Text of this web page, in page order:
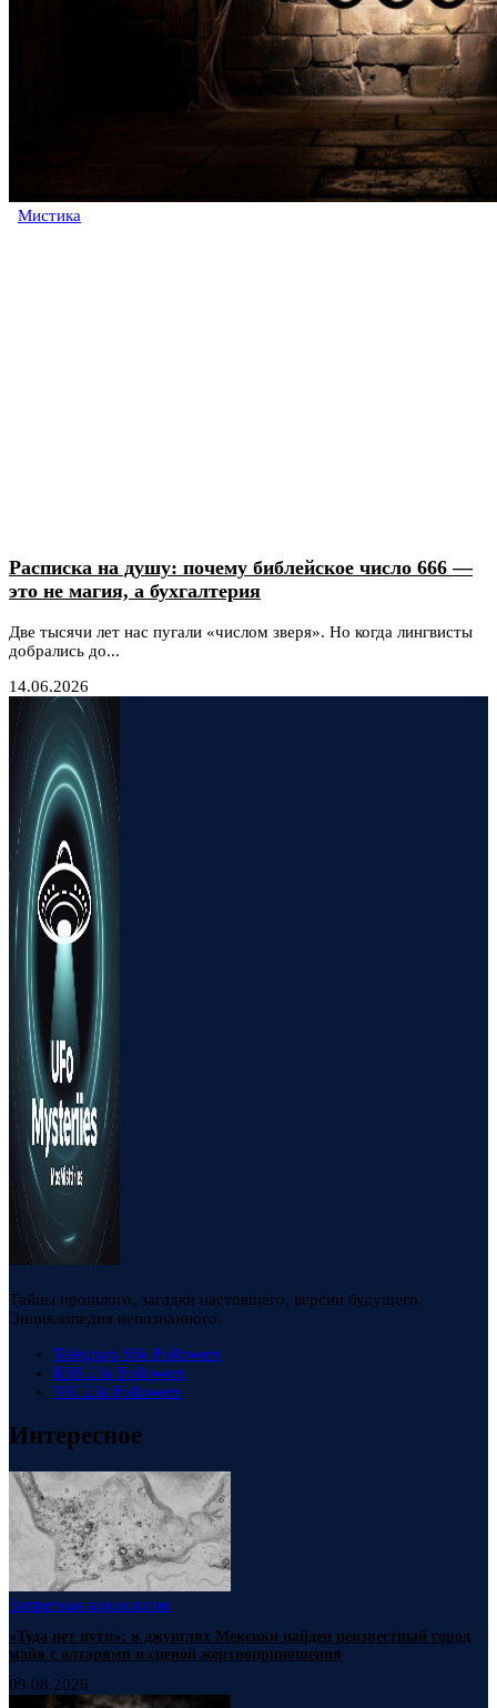
Мистика
Расписка на душу: почему библейское число 666 —
это не магия, а бухгалтерия
Две тысячи лет нас пугали «числом зверя». Но когда лингвисты
добрались до...
14.06.2026
Тайны прошлого, загадки настоящего, версии будущего.
Энциклопедия непознанного.
Telegram 88k Followers
RSS 23k Followers
VK 23k Followers
Интересное
Запретная археология
«Туда нет пути»: в джунглях Мексики найден неизвестный город
майя с алтарями и сценой жертвоприношения
09.08.2026